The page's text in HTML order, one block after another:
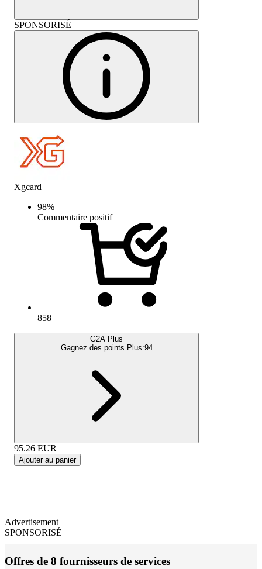
SPONSORISÉ
Xgcard
98%
Commentaire positif
858
G2A Plus
Gagnez des points Plus:94
95.26 EUR
Ajouter au panier
Advertisement
SPONSORISÉ
Offres de 8 fournisseurs de services